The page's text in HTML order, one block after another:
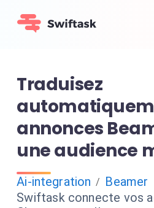
Traduisez
annonces
une audience
Ai-integration / Beamer
Swiftask connecte vos